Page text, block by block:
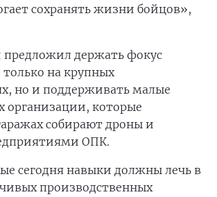
сохранять жизни бойцов»,
предложил держать фокус
на крупных
но и поддерживать малые
организации, которые
собирают дроны и
ОПК.
сегодня навыки должны лечь в
производственных